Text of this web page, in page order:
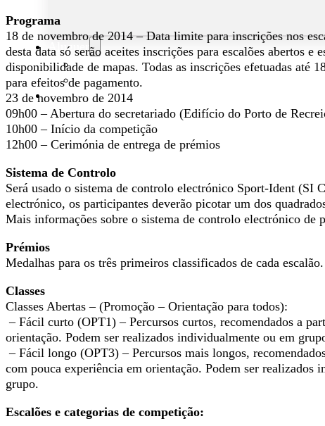
Aluguer
Campo de Padel
Equipamento Nautico
Contacta-nos
Programa
18 de novembro de 2014 – Data limite para inscrições nos
desta data só serão aceites inscrições para escalões abertos e
disponibilidade de mapas. Todas as inscrições efetuadas até
para efeitos de pagamento.
23 de novembro de 2014
09h00 – Abertura do secretariado (Edifício do Porto de
10h00 – Início da competição
12h00 – Cerimónia de entrega de prémios
Sistema de Controlo
Será usado o sistema de controlo electrónico Sport-Ident (SI
electrónico, os participantes deverão picotar um dos
Mais informações sobre o sistema de controlo electrónico de
Prémios
Medalhas para os três primeiros classificados de cada escalão.
Classes
Classes Abertas – (Promoção – Orientação para todos):
– Fácil curto (OPT1) – Percursos curtos, recomendados a
orientação. Podem ser realizados individualmente ou em
– Fácil longo (OPT3) – Percursos mais longos,
com pouca experiência em orientação. Podem ser realizados
grupo.
Escalões e categorias de competição: